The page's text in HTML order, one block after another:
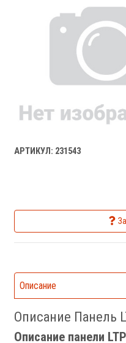
АРТИКУЛ: 231543
Описание
Описание Панель
Описание панели